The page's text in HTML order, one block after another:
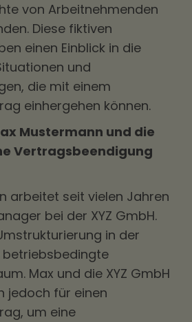
von Arbeitnehmenden
Diese fiktiven
einen Einblick in die
und
die mit einem
einhergehen können.
Mustermann und die
Vertragsbeendigung
arbeitet seit vielen Jahren
bei der XYZ GmbH.
in der
betriebsbedingte
Max und die XYZ GmbH
jedoch für einen
um eine